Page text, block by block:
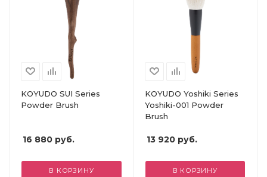
KOYUDO SUI Series
Powder Brush
16 880 руб.
В КОРЗИНУ
KOYUDO Yoshiki Series
Yoshiki-001 Powder
Brush
13 920руб.
В КОРЗИНУ